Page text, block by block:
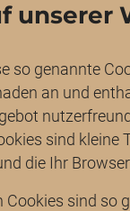
unserer
so genannte
an und
sind kleine
die Ihr
Cookies sind so